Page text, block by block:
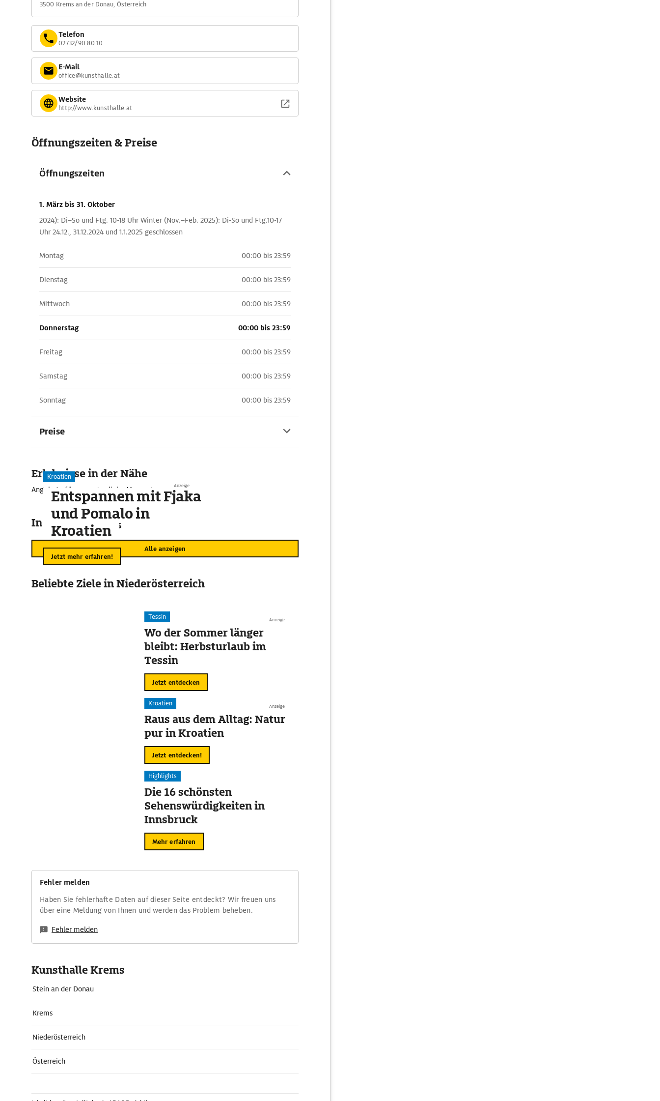
3500 Krems an der Donau, Österreich
Telefon
02732/90 80 10
E-Mail
office@kunsthalle.at
Website
http://www.kunsthalle.at
Öffnungszeiten & Preise
Öffnungszeiten
1. März bis 31. Oktober
2024): Di–So und Ftg. 10-18 Uhr Winter (Nov.–Feb. 2025): Di-So und Ftg.10-17
Uhr 24.12., 31.12.2024 und 1.1.2025 geschlossen
Montag 00:00 bis 23:59
Dienstag 00:00 bis 23:59
Mittwoch 00:00 bis 23:59
Donnerstag 00:00 bis 23:59
Freitag 00:00 bis 23:59
Samstag 00:00 bis 23:59
Sonntag 00:00 bis 23:59
Preise
Erlebnisse in der Nähe
Angebote für unvergessliche Momente
In der Umgebung
Alle anzeigen
Anzeige
Kroatien
Entspannen mit Fjaka
und Pomalo in
Kroatien
Jetzt mehr erfahren!
Beliebte Ziele in Niederösterreich
Anzeige
Tessin
Wo der Sommer länger
bleibt: Herbsturlaub im
Tessin
Jetzt entdecken
Anzeige
Kroatien
Raus aus dem Alltag: Natur
pur in Kroatien
Jetzt entdecken!
Highlights
Die 16 schönsten
Sehenswürdigkeiten in
Innsbruck
Mehr erfahren
Fehler melden
Haben Sie fehlerhafte Daten auf dieser Seite entdeckt? Wir freuen uns
über eine Meldung von Ihnen und werden das Problem beheben.
Fehler melden
Kunsthalle Krems
Stein an der Donau
Krems
Niederösterreich
Österreich